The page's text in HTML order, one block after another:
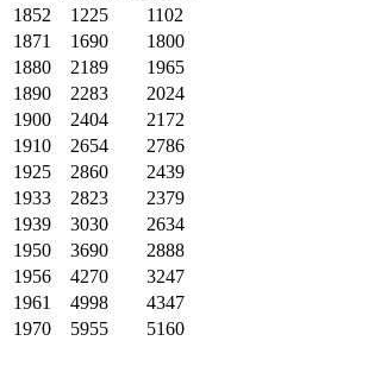
1852
1225
1102
1871
1690
1800
1880
2189
1965
1890
2283
2024
1900
2404
2172
1910
2654
2786
1925
2860
2439
1933
2823
2379
1939
3030
2634
1950
3690
2888
1956
4270
3247
1961
4998
4347
1970
5955 5160